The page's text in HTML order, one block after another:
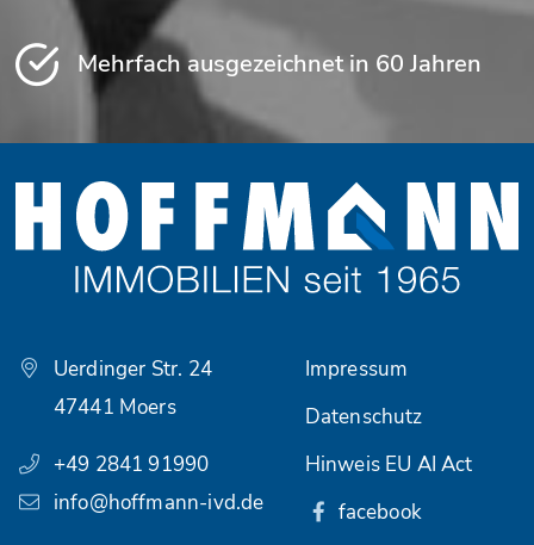
Mehrfach ausgezeichnet in 60 Jahren
Uerdinger Str. 24
47441 Moers
+49 2841 91990
info@hoffmann-ivd.de
Impressum
Datenschutz
Hinweis EU AI Act
facebook